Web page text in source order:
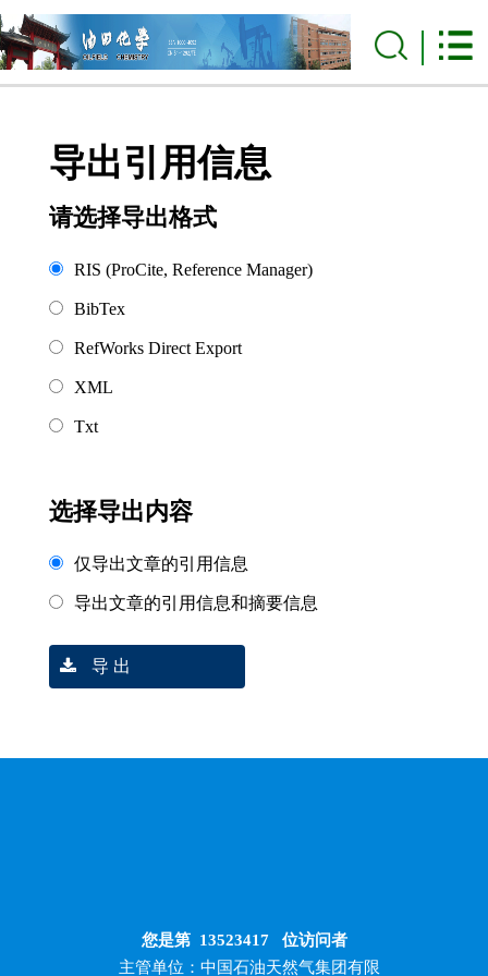
导出引用信息
请选择导出格式
RIS (ProCite, Reference Manager)
BibTex
RefWorks Direct Export
XML
Txt
选择导出内容
仅导出文章的引用信息
导出文章的引用信息和摘要信息
导 出
您是第 13523417位访问者
主管单位：中国石油天然气集团有限